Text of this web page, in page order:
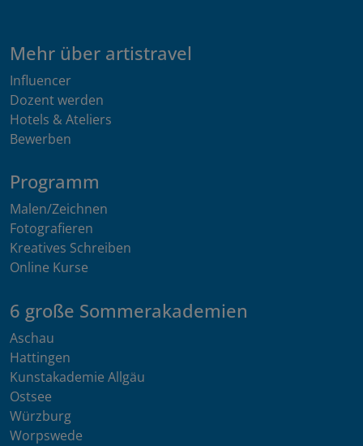
Mehr über artistravel
Influencer
Dozent werden
Hotels & Ateliers
Bewerben
Programm
Malen/Zeichnen
Fotografieren
Kreatives Schreiben
Online Kurse
6 große Sommerakademien
Aschau
Hattingen
Kunstakademie Allgäu
Ostsee
Würzburg
Worpswede